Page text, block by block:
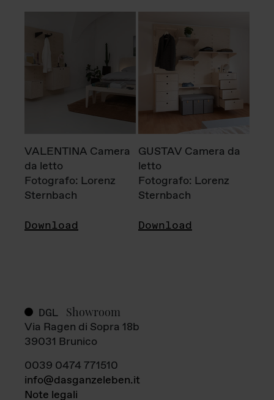
VALENTINA Camera
da letto
Fotografo: Lorenz
Sternbach
Download
GUSTAV Camera da
letto
Fotografo: Lorenz
Sternbach
Download
DGL Showroom
Via Ragen di Sopra 18b
39031 Brunico
0039 0474 771510
info@dasganzeleben.it
Note legali